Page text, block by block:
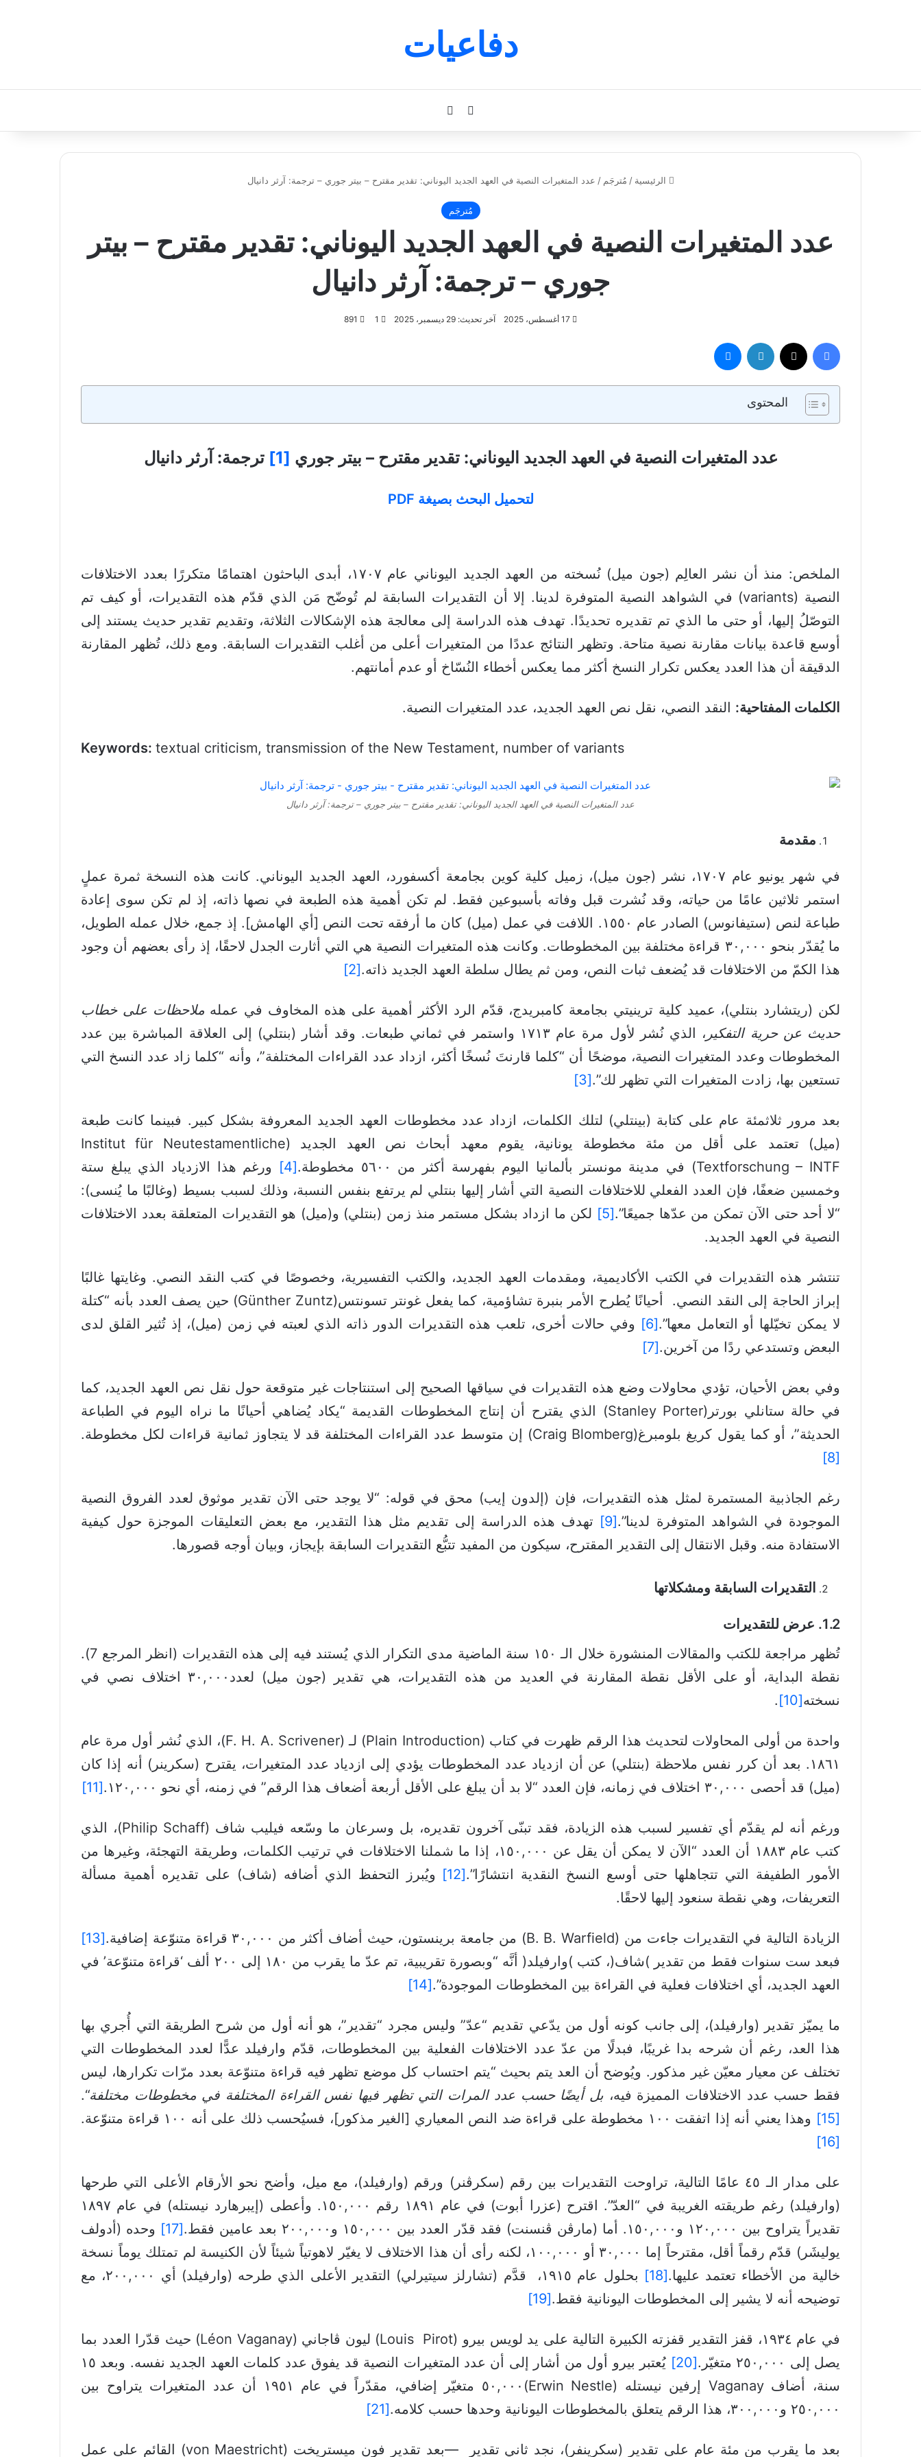
دفاعيات
بحث عن
الرئيسية / مُترجَم / عدد المتغيرات النصية في العهد الجديد اليوناني: تقدير مقترح – بيتر جوري – ترجمة: آرثر دانيال
مُترجَم
عدد المتغيرات النصية في العهد الجديد اليوناني: تقدير مقترح – بيتر
جوري – ترجمة: آرثر دانيال
17 أغسطس، 2025 آخر تحديث: 29 ديسمبر، 2025 1
891
فيسبوك تويتر لينكدإن
المحتوى
عدد المتغيرات النصية في العهد الجديد اليوناني: تقدير مقترح – بيتر جوري [1] ترجمة: آرثر دانيال
لتحميل البحث بصيغة PDF
الملخص: منذ أن نشر العالِم (جون ميل) نُسخته من العهد الجديد اليوناني عام ١٧٠٧، أبدى الباحثون اهتمامًا متكررًا بعدد الاختلافات
النصية (variants) في الشواهد النصية المتوفرة لدينا. إلا أن التقديرات السابقة لم تُوضّح مَن الذي قدّم هذه التقديرات، أو كيف تم
التوصّلُ إليها، أو حتى ما الذي تم تقديره تحديدًا. تهدف هذه الدراسة إلى معالجة هذه الإشكالات الثلاثة، وتقديم تقدير حديث يستند إلى
أوسع قاعدة بيانات مقارنة نصية متاحة. وتظهر النتائج عددًا من المتغيرات أعلى من أغلب التقديرات السابقة. ومع ذلك، تُظهر المقارنة
الدقيقة أن هذا العدد يعكس تكرار النسخ أكثر مما يعكس أخطاء النُسّاخ أو عدم أمانتهم.
الكلمات المفتاحية: النقد النصي، نقل نص العهد الجديد، عدد المتغيرات النصية.
Keywords: textual criticism, transmission of the New Testament, number of variants
عدد المتغيرات النصية في العهد الجديد اليوناني: تقدير مقترح – بيتر جوري – ترجمة: آرثر دانيال
مقدمة
في شهر يونيو عام ١٧٠٧، نشر (جون ميل)، زميل كلية كوين بجامعة أكسفورد، العهد الجديد اليوناني. كانت هذه النسخة ثمرة عملٍ
استمر ثلاثين عامًا من حياته، وقد نُشرت قبل وفاته بأسبوعين فقط. لم تكن أهمية هذه الطبعة في نصها ذاته، إذ لم تكن سوى إعادة
طباعة لنص (ستيفانوس) الصادر عام ١٥٥٠. اللافت في عمل (ميل) كان ما أرفقه تحت النص [أي الهامش]. إذ جمع، خلال عمله الطويل،
ما يُقدّر بنحو ٣٠,٠٠٠ قراءة مختلفة بين المخطوطات. وكانت هذه المتغيرات النصية هي التي أثارت الجدل لاحقًا، إذ رأى بعضهم أن وجود
هذا الكمّ من الاختلافات قد يُضعف ثبات النص، ومن ثم يطال سلطة العهد الجديد ذاته.[2]
لكن (ريتشارد بنتلي)، عميد كلية ترينيتي بجامعة كامبريدج، قدّم الرد الأكثر أهمية على هذه المخاوف في عمله ملاحظات على خطاب
حديث عن حرية التفكير
، الذي نُشر لأول مرة عام ١٧١٣ واستمر في ثماني طبعات. وقد أشار (بنتلي) إلى العلاقة المباشرة بين عدد
المخطوطات وعدد المتغيرات النصية، موضحًا أن “كلما قارنتَ نُسخًا أكثر، ازداد عدد القراءات المختلفة”، وأنه “كلما زاد عدد النسخ التي
تستعين بها، زادت المتغيرات التي تظهر لك”.[3]
بعد مرور ثلاثمئة عام على كتابة (بينتلي) لتلك الكلمات، ازداد عدد مخطوطات العهد الجديد المعروفة بشكل كبير. فبينما كانت طبعة
(ميل) تعتمد على أقل من مئة مخطوطة يونانية، يقوم معهد أبحاث نص العهد الجديد (Institut für Neutestamentliche
Textforschung – INTF) في مدينة مونستر بألمانيا اليوم بفهرسة أكثر من ٥٦٠٠ مخطوطة.
[4]
ورغم هذا الازدياد الذي يبلغ ستة
وخمسين ضعفًا، فإن العدد الفعلي للاختلافات النصية التي أشار إليها بنتلي لم يرتفع بنفس النسبة، وذلك لسبب بسيط (وغالبًا ما يُنسى):
“لا أحد حتى الآن تمكن من عدّها جميعًا”.[5]
لكن ما ازداد بشكل مستمر منذ زمن (بنتلي) و(ميل) هو التقديرات المتعلقة بعدد الاختلافات
النصية في العهد الجديد.
تنتشر هذه التقديرات في الكتب الأكاديمية، ومقدمات العهد الجديد، والكتب التفسيرية، وخصوصًا في كتب النقد النصي. وغايتها غالبًا
إبراز الحاجة إلى النقد النصي. أحيانًا يُطرح الأمر بنبرة تشاؤمية، كما يفعل غونتر تسونتس(Günther Zuntz) حين يصف العدد بأنه “كتلة
لا يمكن تخيّلها أو التعامل معها”.[6]
وفي حالات أخرى، تلعب هذه التقديرات الدور ذاته الذي لعبته في زمن (ميل)، إذ تُثير القلق لدى
البعض وتستدعي ردًا من آخرين.[7]
وفي بعض الأحيان، تؤدي محاولات وضع هذه التقديرات في سياقها الصحيح إلى استنتاجات غير متوقعة حول نقل نص العهد الجديد، كما
في حالة ستانلي بورتر(Stanley Porter) الذي يقترح أن إنتاج المخطوطات القديمة “يكاد يُضاهي أحيانًا ما نراه اليوم في الطباعة
الحديثة”، أو كما يقول كريغ بلومبرغ(Craig Blomberg) إن متوسط عدد القراءات المختلفة قد لا يتجاوز ثمانية قراءات لكل مخطوطة.
[8]
رغم الجاذبية المستمرة لمثل هذه التقديرات، فإن (إلدون إيب) محق في قوله: “لا يوجد حتى الآن تقدير موثوق لعدد الفروق النصية
الموجودة في الشواهد المتوفرة لدينا”.[9]
تهدف هذه الدراسة إلى تقديم مثل هذا التقدير، مع بعض التعليقات الموجزة حول كيفية
الاستفادة منه. وقبل الانتقال إلى التقدير المقترح، سيكون من المفيد تتبُّع التقديرات السابقة بإيجاز، وبيان أوجه قصورها.
التقديرات السابقة ومشكلاتها
1.2. عرض للتقديرات
تُظهر مراجعة للكتب والمقالات المنشورة خلال الـ ١٥٠ سنة الماضية مدى التكرار الذي يُستند فيه إلى هذه التقديرات (انظر المرجع 7).
نقطة البداية، أو على الأقل نقطة المقارنة في العديد من هذه التقديرات، هي تقدير (جون ميل) لعدد٣٠,٠٠٠ اختلاف نصي في
نسخته[10]
.
واحدة من أولى المحاولات لتحديث هذا الرقم ظهرت في كتاب (Plain Introduction) لـ (F. H. A. Scrivener)، الذي نُشر أول مرة عام
١٨٦١. بعد أن كرر نفس ملاحظة (بنتلي) عن أن ازدياد عدد المخطوطات يؤدي إلى ازدياد عدد المتغيرات، يقترح (سكرينر) أنه إذا كان
(ميل) قد أحصى ٣٠,٠٠٠ اختلاف في زمانه، فإن العدد “لا بد أن يبلغ على الأقل أربعة أضعاف هذا الرقم” في زمنه، أي نحو ١٢٠,٠٠٠.
[11]
ورغم أنه لم يقدّم أي تفسير لسبب هذه الزيادة، فقد تبنّى آخرون تقديره، بل وسرعان ما وسّعه فيليب شاف (Philip Schaff)، الذي
كتب عام ١٨٨٣ أن العدد “الآن لا يمكن أن يقل عن ١٥٠,٠٠٠، إذا ما شملنا الاختلافات في ترتيب الكلمات، وطريقة التهجئة، وغيرها من
الأمور الطفيفة التي تتجاهلها حتى أوسع النسخ النقدية انتشارًا”.[12]
ويُبرز التحفظ الذي أضافه (شاف) على تقديره أهمية مسألة
التعريفات، وهي نقطة سنعود إليها لاحقًا.
الزيادة التالية في التقديرات جاءت من (B. B. Warfield) من جامعة برينستون، حيث أضاف أكثر من ٣٠,٠٠٠ قراءة متنوّعة إضافية.
[13]
فبعد ست سنوات فقط من تقدير )شاف(، كتب )وارفيلد( أنَّه “وبصورة تقريبية، تم عدّ ما يقرب من ١٨٠ إلى ٢٠٠ ألف ‘قراءة متنوّعة’ في
العهد الجديد، أي اختلافات فعلية في القراءة بين المخطوطات الموجودة”.[14]
ما يميّز تقدير (وارفيلد)، إلى جانب كونه أول من يدّعي تقديم “عدّ” وليس مجرد “تقدير”، هو أنه أول من شرح الطريقة التي أُجري بها
هذا العد، رغم أن شرحه بدا غريبًا، فبدلًا من عدّ عدد الاختلافات الفعلية بين المخطوطات، قدّم وارفيلد عدًّا لعدد المخطوطات التي
تختلف عن معيار معيّن غير مذكور. ويُوضح أن العد يتم بحيث “يتم احتساب كل موضع تظهر فيه قراءة متنوّعة بعدد مرّات تكرارها، ليس
فقط حسب عدد الاختلافات المميزة فيه،بل أيضًا حسب عدد المرات التي تظهر فيها نفس القراءة المختلفة في مخطوطات مختلفة“.
[15]
وهذا يعني أنه إذا اتفقت ١٠٠ مخطوطة على قراءة ضد النص المعياري [الغير مذكور]، فسيُحسب ذلك على أنه ١٠٠ قراءة متنوّعة.
[16]
على مدار الـ ٤٥ عامًا التالية، تراوحت التقديرات بين رقم (سكرڤنر) ورقم (وارفيلد)، مع ميل، وأضح نحو الأرقام الأعلى التي طرحها
(وارفيلد) رغم طريقته الغريبة في “العدّ”. اقترح (عزرا أبوت) في عام ١٨٩١ رقم ١٥٠,٠٠٠. وأعطى (إيبرهارد نيستله) في عام ١٨٩٧
تقديراً يتراوح بين ١٢٠,٠٠٠ و١٥٠,٠٠٠. أما (مارڤن ڤنسنت) فقد قدّر العدد بين ١٥٠,٠٠٠ و٢٠٠,٠٠٠ بعد عامين فقط.
[17]
وحده (أدولف
يوليشَر) قدّم رقماً أقل، مقترحاً إما ٣٠,٠٠٠ أو ١٠٠,٠٠٠، لكنه رأى أن هذا الاختلاف لا يغيّر لاهوتياً شيئاً لأن الكنيسة لم تمتلك يوماً نسخة
خالية من الأخطاء تعتمد عليها.[18]
بحلول عام ١٩١٥، قدَّم (تشارلز سيتيرلي) التقدير الأعلى الذي طرحه (وارفيلد) أي ٢٠٠,٠٠٠، مع
توضيحه أنه لا يشير إلى المخطوطات اليونانية فقط.[19]
في عام ١٩٣٤، قفز التقدير قفزته الكبيرة التالية على يد لويس بيرو (Louis Pirot) ليون ڤاجاني (Léon Vaganay) حيث قدّرا العدد بما
يصل إلى ٢٥٠,٠٠٠ متغيّر.
[20]
يُعتبر بيرو أول من أشار إلى أن عدد المتغيرات النصية قد يفوق عدد كلمات العهد الجديد نفسه. وبعد ١٥
سنة، أضاف Vaganay إرفين نيستله (Erwin Nestle)٥٠,٠٠٠ متغيّر إضافي، مقدّراً في عام ١٩٥١ أن عدد المتغيرات يتراوح بين
٢٥٠,٠٠٠ و٣٠٠,٠٠٠، هذا الرقم يتعلق بالمخطوطات اليونانية وحدها حسب كلامه.
[21]
بعد ما يقرب من مئة عام على تقدير (سكرينفر)، نجد ثاني تقدير —بعد تقدير فون ميستريخت (von Maestricht) القائم على عمل